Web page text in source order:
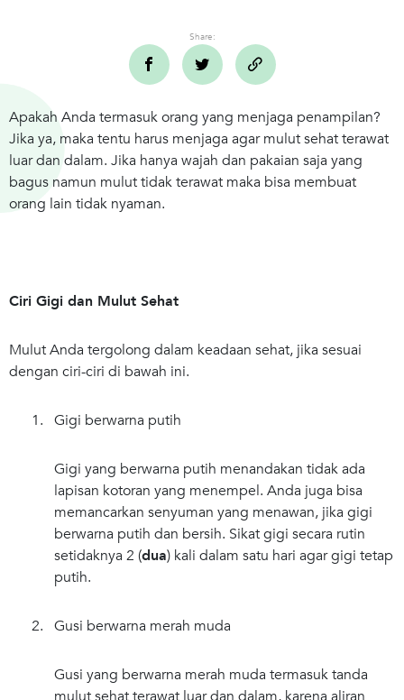
Share:
Apakah Anda termasuk orang yang menjaga penampilan?
Jika ya, maka tentu harus menjaga agar mulut sehat terawat
luar dan dalam. Jika hanya wajah dan pakaian saja yang
bagus namun mulut tidak terawat maka bisa membuat
orang lain tidak nyaman.
Ciri Gigi dan Mulut Sehat
Mulut Anda tergolong dalam keadaan sehat, jika sesuai
dengan ciri-ciri di bawah ini.
1. Gigi berwarna putih
Gigi yang berwarna putih menandakan tidak ada
lapisan kotoran yang menempel. Anda juga bisa
memancarkan senyuman yang menawan, jika gigi
berwarna putih dan bersih. Sikat gigi secara rutin
setidaknya 2 (dua) kali dalam satu hari agar gigi tetap
putih.
2. Gusi berwarna merah muda
Gusi yang berwarna merah muda termasuk tanda